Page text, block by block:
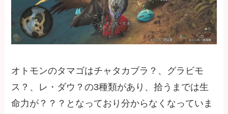
オトモンのタマゴはチャタカブラ？、グラビモ
ス？、レ・ダウ？の3種類があり、拾うまでは生
命力が？？？となっており分からなくなっていま